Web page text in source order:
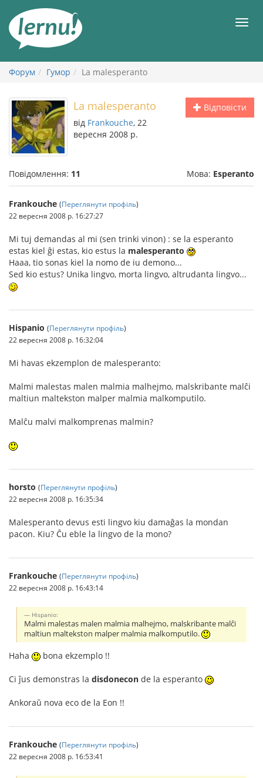
змісту
Форум Гумор La malesperanto
Відповісти
La malesperanto
від Frankouche, 22
вересня 2008 р.
Повідомлення: 11 Мова: Esperanto
Frankouche (Переглянути профіль)
22 вересня 2008 р. 16:27:27
Mi tuj demandas al mi (sen trinki vinon) : se la esperanto
estas kiel ĝi estas, kio estus la malesperanto
Haaa, tio sonas kiel la nomo de iu demono...
Sed kio estus? Unika lingvo, morta lingvo, altrudanta lingvo...
Hispanio (Переглянути профіль)
22 вересня 2008 р. 16:32:04
Mi havas ekzemplon de malesperanto:
Malmi malestas malen malmia malhejmo, malskribante malĉi
maltiun maltekston malper malmia malkomputilo.
Malĉu malvi malkomprenas malmin?
horsto (Переглянути профіль)
22 вересня 2008 р. 16:35:34
Malesperanto devus esti lingvo kiu damaĝas la mondan
pacon. Kiu? Ĉu eble la lingvo de la mono?
Frankouche (Переглянути профіль)
22 вересня 2008 р. 16:43:14
Hispanio:
Malmi malestas malen malmia malhejmo, malskribante malĉi
maltiun maltekston malper malmia malkomputilo.
Haha bona ekzemplo !!
Ci ĵus demonstras la disdonecon de la esperanto
Ankoraŭ nova eco de la Eon !!
Frankouche (Переглянути профіль)
22 вересня 2008 р. 16:53:41